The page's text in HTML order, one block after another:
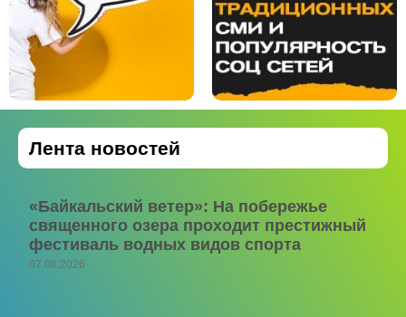
Лента новостей
«Байкальский ветер»: На побережье
священного озера проходит престижный
фестиваль водных видов спорта
07.08.2026